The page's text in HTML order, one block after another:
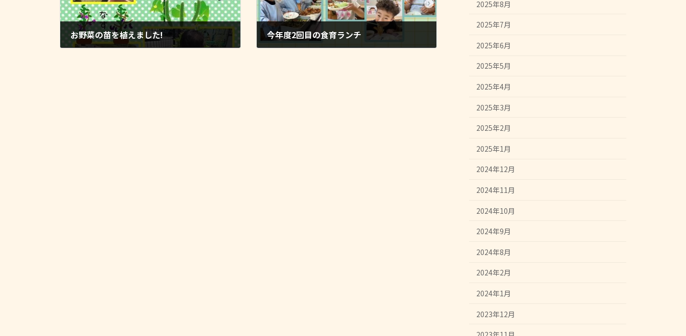
お野菜の苗を植えました! 今年度2回目の食育ランチ
2025年8月
2025年7月
2025年6月
2025年5月
2025年4月
2025年3月
2025年2月
2025年1月
2024年12月
2024年11月
2024年10月
2024年9月
2024年8月
2024年2月
2024年1月
2023年12月